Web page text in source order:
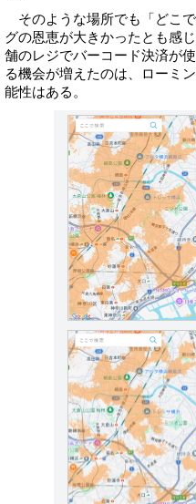
そのような場所でも「どこ
グの恩恵が大きかったとも感
舗のレジでバーコード決済が
る機会が増えたのは、ローミ
能性はある。